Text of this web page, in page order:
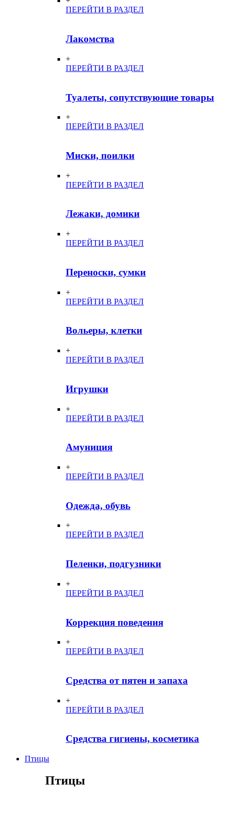
ПЕРЕЙТИ В РАЗДЕЛ
Лакомства
+
ПЕРЕЙТИ В РАЗДЕЛ
Туалеты, сопутствующие товары
+
ПЕРЕЙТИ В РАЗДЕЛ
Миски, поилки
+
ПЕРЕЙТИ В РАЗДЕЛ
Лежаки, домики
+
ПЕРЕЙТИ В РАЗДЕЛ
Переноски, сумки
+
ПЕРЕЙТИ В РАЗДЕЛ
Вольеры, клетки
+
ПЕРЕЙТИ В РАЗДЕЛ
Игрушки
+
ПЕРЕЙТИ В РАЗДЕЛ
Амуниция
+
ПЕРЕЙТИ В РАЗДЕЛ
Одежда, обувь
+
ПЕРЕЙТИ В РАЗДЕЛ
Пеленки, подгузники
+
ПЕРЕЙТИ В РАЗДЕЛ
Коррекция поведения
+
ПЕРЕЙТИ В РАЗДЕЛ
Средства от пятен и запаха
+
ПЕРЕЙТИ В РАЗДЕЛ
Средства гигиены, косметика
Птицы
Птицы